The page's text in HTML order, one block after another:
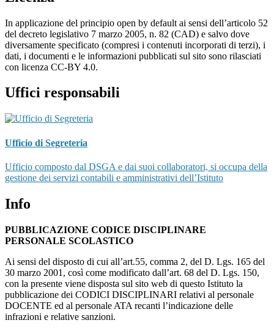
In applicazione del principio open by default ai sensi dell’articolo 52
del decreto legislativo 7 marzo 2005, n. 82 (CAD) e salvo dove
diversamente specificato (compresi i contenuti incorporati di terzi), i
dati, i documenti e le informazioni pubblicati sul sito sono rilasciati
con licenza CC-BY 4.0.
Uffici responsabili
Ufficio di Segreteria
Ufficio composto dal DSGA e dai suoi collaboratori, si occupa della
gestione dei servizi contabili e amministrativi dell’Istituto
Info
PUBBLICAZIONE CODICE DISCIPLINARE
PERSONALE SCOLASTICO
Ai sensi del disposto di cui all’art.55, comma 2, del D. Lgs. 165 del
30 marzo 2001, così come modificato dall’art. 68 del D. Lgs. 150,
con la presente viene disposta sul sito web di questo Istituto la
pubblicazione dei CODICI DISCIPLINARI relativi al personale
DOCENTE ed al personale ATA recanti l’indicazione delle
infrazioni e relative sanzioni.